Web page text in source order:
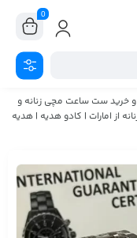
0
خرید ست ساعت مچی زنانه و
از امارات | کادو هدیه | هدیه